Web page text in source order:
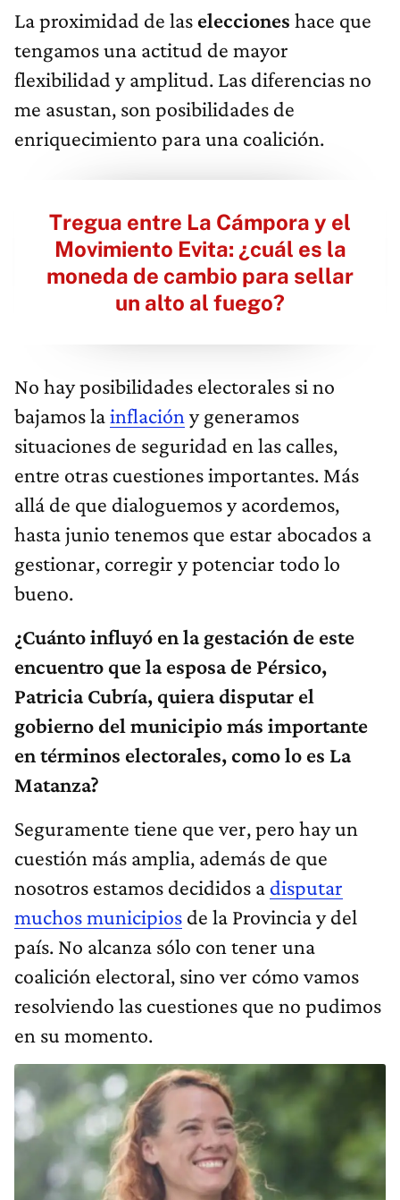
La proximidad de las elecciones hace que
tengamos una actitud de mayor
flexibilidad y amplitud. Las diferencias no
me asustan, son posibilidades de
enriquecimiento para una coalición.
Tregua entre La Cámpora y el
Movimiento Evita: ¿cuál es la
moneda de cambio para sellar
un alto al fuego?
No hay posibilidades electorales si no
bajamos lainflación y generamos
situaciones de seguridad en las calles,
entre otras cuestiones importantes. Más
allá de que dialoguemos y acordemos,
hasta junio tenemos que estar abocados a
gestionar, corregir y potenciar todo lo
bueno.
¿Cuánto influyó en la gestación de este
encuentro que la esposa de Pérsico,
Patricia Cubría, quiera disputar el
gobierno del municipio más importante
en términos electorales, como lo es La
Matanza?
Seguramente tiene que ver, pero hay un
cuestión más amplia, además de que
nosotros estamos decididos a disputar
muchos municipios de la Provincia y del
país. No alcanza sólo con tener una
coalición electoral, sino ver cómo vamos
resolviendo las cuestiones que no pudimos
en su momento.